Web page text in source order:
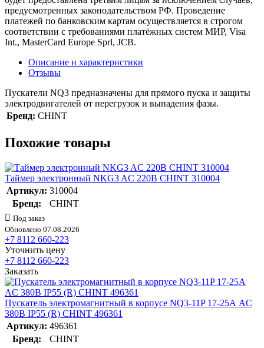
предусмотренных законодательством РФ. Проведение
платежей по банковским картам осуществляется в строгом
соответствии с требованиями платёжных систем МИР, Visa
Int., MasterCard Europe Sprl, JCB.
Описание и характеристики
Отзывы
Пускатели NQ3 предназначены для прямого пуска и защиты
электродвигателей от перегрузок и выпадения фазы.
Бренд: CHINT
Похожие товары
Таймер электронный NKG3 AC 220В CHINT 310004
Артикул: 310004
Бренд:
CHINT
Под заказ
Обновлено 07.08.2026
+7 8112 660-223
Уточнить цену
+7 8112 660-223
Заказать
Пускатель электромагнитный в корпусе NQ3-11P 17-25А AC
380В IP55 (R) CHINT 496361
Артикул: 496361
Бренд:
CHINT